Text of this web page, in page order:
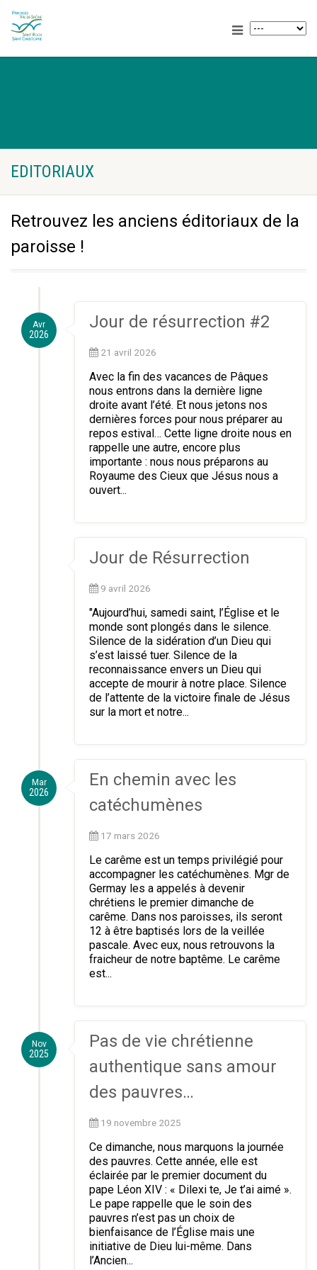
EDITORIAUX
Retrouvez les anciens éditoriaux de la
paroisse !
Avr
2026
Jour de résurrection #2
21 avril 2026
Avec la fin des vacances de Pâques
nous entrons dans la dernière ligne
droite avant l’été. Et nous jetons nos
dernières forces pour nous préparer au
repos estival… Cette ligne droite nous en
rappelle une autre, encore plus
importante : nous nous préparons au
Royaume des Cieux que Jésus nous a
ouvert...
Jour de Résurrection
9 avril 2026
"Aujourd’hui, samedi saint, l’Église et le
monde sont plongés dans le silence.
Silence de la sidération d’un Dieu qui
s’est laissé tuer. Silence de la
reconnaissance envers un Dieu qui
accepte de mourir à notre place. Silence
de l’attente de la victoire finale de Jésus
sur la mort et notre...
Mar
2026
En chemin avec les
catéchumènes
17 mars 2026
Le carême est un temps privilégié pour
accompagner les catéchumènes. Mgr de
Germay les a appelés à devenir
chrétiens le premier dimanche de
carême. Dans nos paroisses, ils seront
12 à être baptisés lors de la veillée
pascale. Avec eux, nous retrouvons la
fraicheur de notre baptême. Le carême
est...
Nov
2025
Pas de vie chrétienne
authentique sans amour
des pauvres…
19 novembre 2025
Ce dimanche, nous marquons la journée
des pauvres. Cette année, elle est
éclairée par le premier document du
pape Léon XIV : « Dilexi te, Je t’ai aimé ».
Le pape rappelle que le soin des
pauvres n’est pas un choix de
bienfaisance de l’Église mais une
initiative de Dieu lui-même. Dans
l’Ancien...